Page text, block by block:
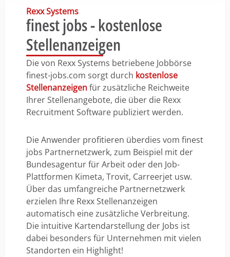
Rexx Systems
finest jobs - kostenlose
Stellenanzeigen
Die von Rexx Systems betriebene Jobbörse
finest-jobs.com sorgt durch kostenlose
Stellenanzeigenfür zusätzliche Reichweite
Ihrer Stellenangebote, die über die Rexx
Recruitment Software publiziert werden.
Die Anwender profitieren überdies vom finest
jobs Partnernetzwerk, zum Beispiel mit der
Bundesagentur für Arbeit oder den Job-
Plattformen Kimeta, Trovit, Carreerjet usw.
Über das umfangreiche Partnernetzwerk
erzielen Ihre Rexx Stellenanzeigen
automatisch eine zusätzliche Verbreitung.
Die intuitive Kartendarstellung der Jobs ist
dabei besonders für Unternehmen mit vielen
Standorten ein Highlight!